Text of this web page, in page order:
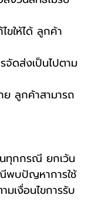
ขให้ได้ ลูกค้า
จัดส่งเป็นไปตาม
ลูกค้าสามารถ
นทุกกรณี ยกเว้น
พบปัญหาการใช้
มเงื่อนไขการรับ